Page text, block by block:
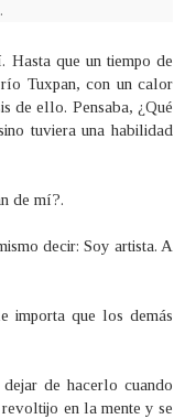
Hasta que un tiempo de
Tuxpan, con un calor
de ello. Pensaba, ¿Qué
tuviera una habilidad
de mí?.
decir: Soy artista. A
que los demás
de hacerlo cuando
revoltijo en la mente y se